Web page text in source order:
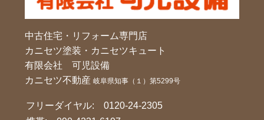
中古住宅・リフォーム専門店
カニセツ塗装・カニセツキュート
有限会社 可児設備
カニセツ不動産岐阜県知事（１）第5299号
フリーダイヤル:0120-24-2305